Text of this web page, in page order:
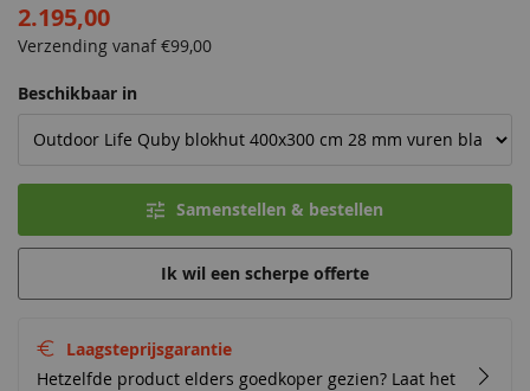
2.195,00
Verzending vanaf €99,00
Beschikbaar in
Laagsteprijsgarantie
Hetzelfde product elders goedkoper gezien? Laat het
Samenstellen & bestellen
Ik wil een scherpe offerte